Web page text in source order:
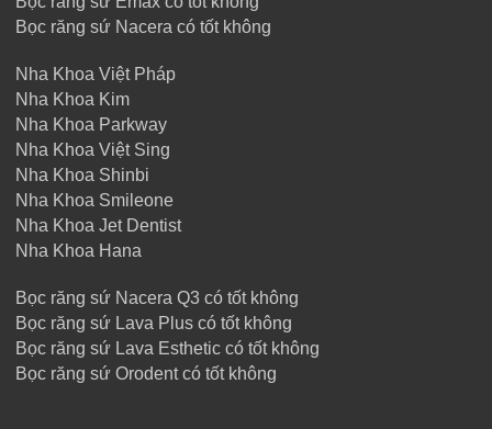
Bọc răng sứ Nacera có tốt không
Nha Khoa Việt Pháp
Nha Khoa Kim
Nha Khoa Parkway
Nha Khoa Việt Sing
Nha Khoa Shinbi
Nha Khoa Smileone
Nha Khoa Jet Dentist
Nha Khoa Hana
Bọc răng sứ Nacera Q3 có tốt không
Bọc răng sứ Lava Plus có tốt không
Bọc răng sứ Lava Esthetic có tốt không
Bọc răng sứ Orodent có tốt không